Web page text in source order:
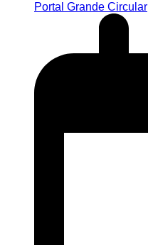
Portal Grande Circular